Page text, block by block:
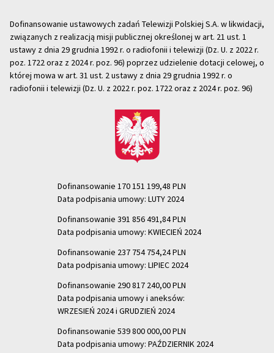
Dofinansowanie ustawowych zadań Telewizji Polskiej S.A. w likwidacji,
związanych z realizacją misji publicznej określonej w art. 21 ust. 1
ustawy z dnia 29 grudnia 1992 r. o radiofonii i telewizji (Dz. U. z 2022 r.
poz. 1722 oraz z 2024 r. poz. 96) poprzez udzielenie dotacji celowej, o
której mowa w art. 31 ust. 2 ustawy z dnia 29 grudnia 1992 r. o
radiofonii i telewizji (Dz. U. z 2022 r. poz. 1722 oraz z 2024 r. poz. 96)
Dofinansowanie 170 151 199,48 PLN
Data podpisania umowy: LUTY 2024
Dofinansowanie 391 856 491,84 PLN
Data podpisania umowy: KWIECIEŃ 2024
Dofinansowanie 237 754 754,24 PLN
Data podpisania umowy: LIPIEC 2024
Dofinansowanie 290 817 240,00 PLN
Data podpisania umowy i aneksów:
WRZESIEŃ 2024 i GRUDZIEŃ 2024
Dofinansowanie 539 800 000,00 PLN
Data podpisania umowy: PAŹDZIERNIK 2024